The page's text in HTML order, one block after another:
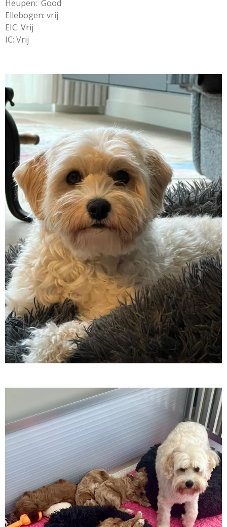
Heupen: Good
Ellebogen: vrij
EIC: Vrij
IC: Vrij